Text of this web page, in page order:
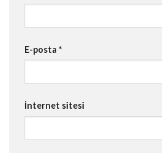
E-posta *
İnternet sitesi